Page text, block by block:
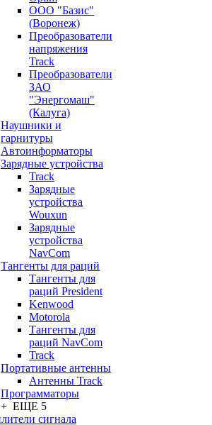
ООО "Базис"
(Воронеж)
Преобразователи
напряжения
Track
Преобразователи
ЗАО
"Энергомаш"
(Калуга)
Наушники и
гарнитуры
Автоинформаторы
Зарядные устройства
Track
Зарядные
устройства
Wouxun
Зарядные
устройства
NavCom
Тангенты для раций
Тангенты для
раций President
Kenwood
Motorola
Тангенты для
раций NavCom
Track
Портативные антенны
Антенны Track
Программаторы
+ ЕЩЕ 5